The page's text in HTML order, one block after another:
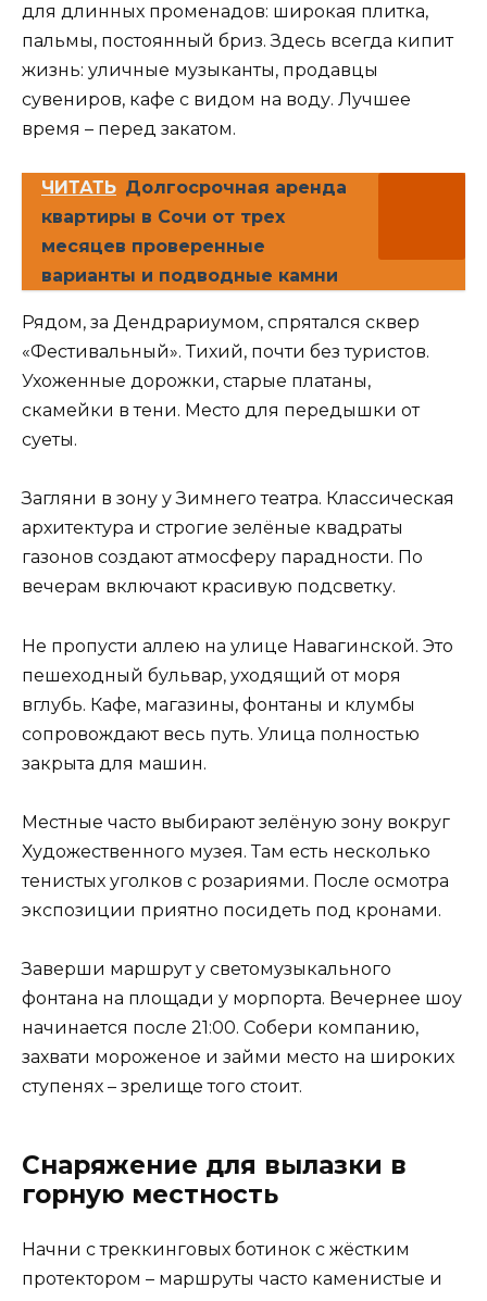
для длинных променадов: широкая плитка,
пальмы, постоянный бриз. Здесь всегда кипит
жизнь: уличные музыканты, продавцы
сувениров, кафе с видом на воду. Лучшее
время – перед закатом.
ЧИТАТЬ Долгосрочная аренда
квартиры в Сочи от трех
месяцев проверенные
варианты и подводные камни
Рядом, за Дендрариумом, спрятался сквер
«Фестивальный». Тихий, почти без туристов.
Ухоженные дорожки, старые платаны,
скамейки в тени. Место для передышки от
суеты.
Загляни в зону у Зимнего театра. Классическая
архитектура и строгие зелёные квадраты
газонов создают атмосферу парадности. По
вечерам включают красивую подсветку.
Не пропусти аллею на улице Навагинской. Это
пешеходный бульвар, уходящий от моря
вглубь. Кафе, магазины, фонтаны и клумбы
сопровождают весь путь. Улица полностью
закрыта для машин.
Местные часто выбирают зелёную зону вокруг
Художественного музея. Там есть несколько
тенистых уголков с розариями. После осмотра
экспозиции приятно посидеть под кронами.
Заверши маршрут у светомузыкального
фонтана на площади у морпорта. Вечернее шоу
начинается после 21:00. Собери компанию,
захвати мороженое и займи место на широких
ступенях – зрелище того стоит.
Снаряжение для вылазки в
горную местность
Начни с треккинговых ботинок с жёстким
протектором – маршруты часто каменистые и